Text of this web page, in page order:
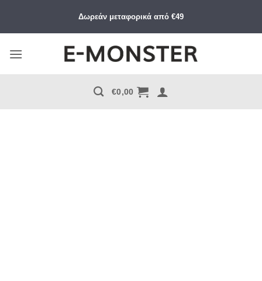
περιεχόμενο
Δωρεάν μεταφορικά από €49
€0,00